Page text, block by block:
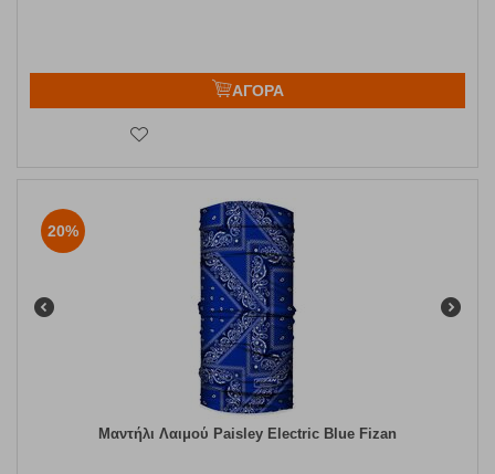
ΑΓΟΡΑ
20%
Μαντήλι Λαιμού Paisley Electric Blue Fizan